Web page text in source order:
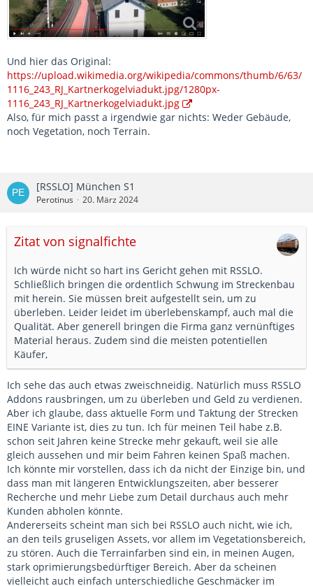
Und hier das Original:
https://upload.wikimedia.org/wikipedia/commons/thumb/6/63/
1116_243_RJ_Kartnerkogelviadukt.jpg/1280px-
1116_243_RJ_Kartnerkogelviadukt.jpg
Also, für mich passt a irgendwie gar nichts: Weder Gebäude,
noch Vegetation, noch Terrain.
[RSSLO] München S1
Perotinus 20. März 2024
Zitat von signalfichte
Ich würde nicht so hart ins Gericht gehen mit RSSLO.
Schließlich bringen die ordentlich Schwung im Streckenbau
mit herein. Sie müssen breit aufgestellt sein, um zu
überleben. Leider leidet im überlebenskampf, auch mal die
Qualität. Aber generell bringen die Firma ganz vernünftiges
Material heraus. Zudem sind die meisten potentiellen
Käufer,
Ich sehe das auch etwas zweischneidig. Natürlich muss RSSLO
Addons rausbringen, um zu überleben und Geld zu verdienen.
Aber ich glaube, dass aktuelle Form und Taktung der Strecken
EINE Variante ist, dies zu tun. Ich für meinen Teil habe z.B.
schon seit Jahren keine Strecke mehr gekauft, weil sie alle
gleich aussehen und mir beim Fahren keinen Spaß machen.
Ich könnte mir vorstellen, dass ich da nicht der Einzige bin, und
dass man mit längeren Entwicklungszeiten, aber besserer
Recherche und mehr Liebe zum Detail durchaus auch mehr
Kunden abholen könnte.
Andererseits scheint man sich bei RSSLO auch nicht, wie ich,
an den teils gruseligen Assets, vor allem im Vegetationsbereich,
zu stören. Auch die Terrainfarben sind ein, in meinen Augen,
stark oprimierungsbedürftiger Bereich. Aber da scheinen
vielleicht auch einfach unterschiedliche Geschmäcker im